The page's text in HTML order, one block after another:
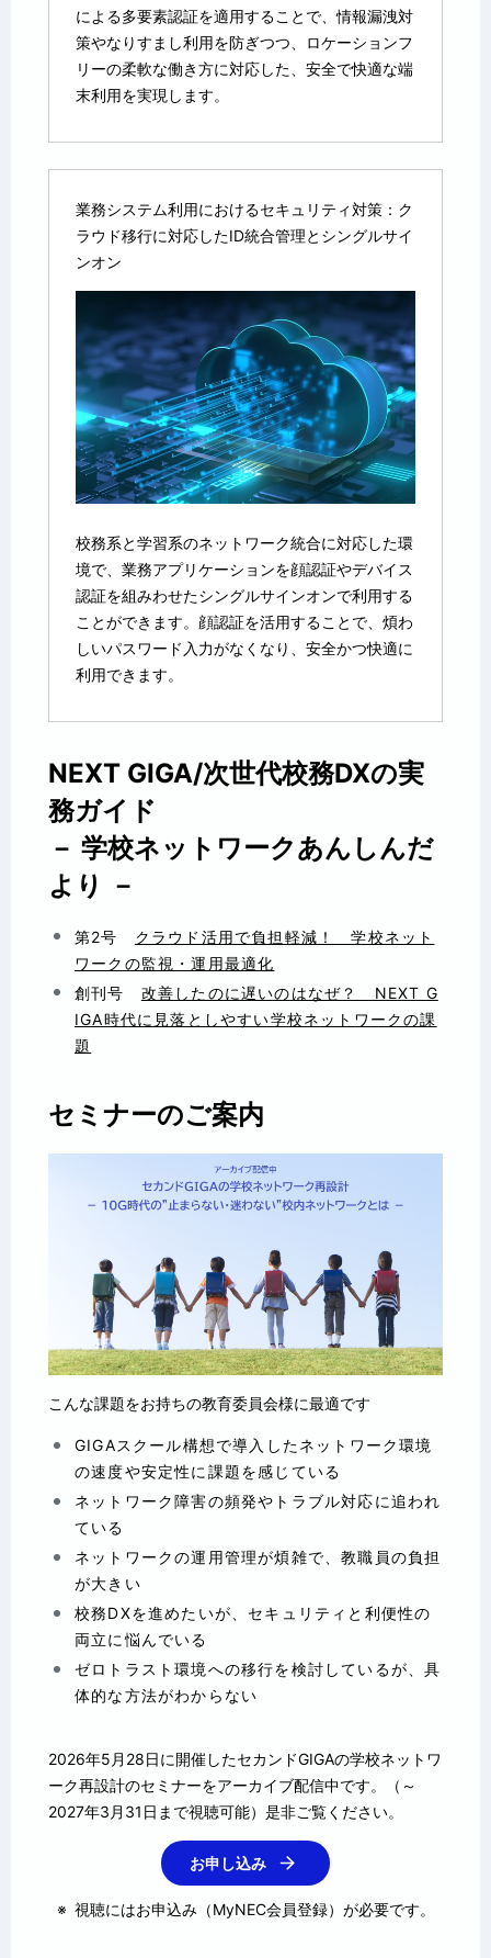
による多要素認証を適用することで、情報漏洩対
策やなりすまし利用を防ぎつつ、ロケーションフ
リーの柔軟な働き方に対応した、安全で快適な端
末利用を実現します。
業務システム利用におけるセキュリティ対策：ク
ラウド移行に対応したID統合管理とシングルサイ
ンオン
校務系と学習系のネットワーク統合に対応した環
境で、業務アプリケーションを顔認証やデバイス
認証を組みわせたシングルサインオンで利用する
ことができます。顔認証を活用することで、煩わ
しいパスワード入力がなくなり、安全かつ快適に
利用できます。
NEXT GIGA/次世代校務DXの実
務ガイド
－ 学校ネットワークあんしんだ
より －
第2号 クラウド活用で負担軽減！ 学校ネット
ワークの監視・運用最適化
創刊号 改善したのに遅いのはなぜ？ NEXT G
IGA時代に見落としやすい学校ネットワークの課
題
セミナーのご案内
こんな課題をお持ちの教育委員会様に最適です
GIGAスクール構想で導入したネットワーク環境
の速度や安定性に課題を感じている
ネットワーク障害の頻発やトラブル対応に追われ
ている
ネットワークの運用管理が煩雑で、教職員の負担
が大きい
校務DXを進めたいが、セキュリティと利便性の
両立に悩んでいる
ゼロトラスト環境への移行を検討しているが、具
体的な方法がわからない
2026年5月28日に開催したセカンドGIGAの学校ネットワ
ーク再設計のセミナーをアーカイブ配信中です。（～
2027年3月31日まで視聴可能）是非ご覧ください。
お申し込み
※ 視聴にはお申込み（MyNEC会員登録）が必要です。